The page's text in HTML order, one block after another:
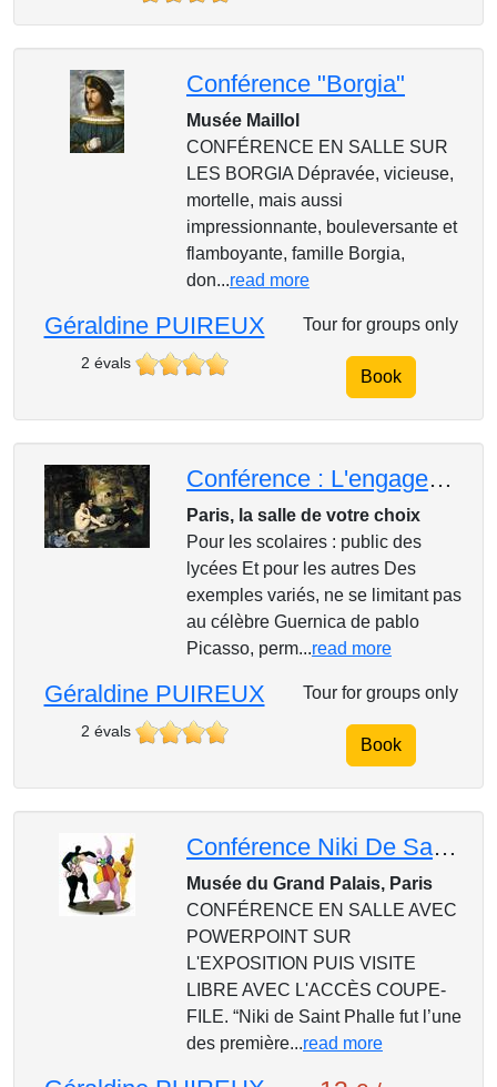
Conférence "Borgia"
Musée Maillol
CONFÉRENCE EN SALLE SUR
LES BORGIA Dépravée, vicieuse,
mortelle, mais aussi
impressionnante, bouleversante et
flamboyante, famille Borgia,
don...read more
Géraldine PUIREUX
2 évals
Tour for groups only
Book
Conférence : L'engagement dans l'Art
Paris, la salle de votre choix
Pour les scolaires : public des
lycées Et pour les autres Des
exemples variés, ne se limitant pas
au célèbre Guernica de pablo
Picasso, perm...read more
Géraldine PUIREUX
2 évals
Tour for groups only
Book
Conférence Niki De Saint-Phalle Au Grand Palais + Visitez
Musée du Grand Palais, Paris
CONFÉRENCE EN SALLE AVEC
POWERPOINT SUR
L'EXPOSITION PUIS VISITE
LIBRE AVEC L'ACCÈS COUPE-
FILE. “Niki de Saint Phalle fut l’une
des première...read more